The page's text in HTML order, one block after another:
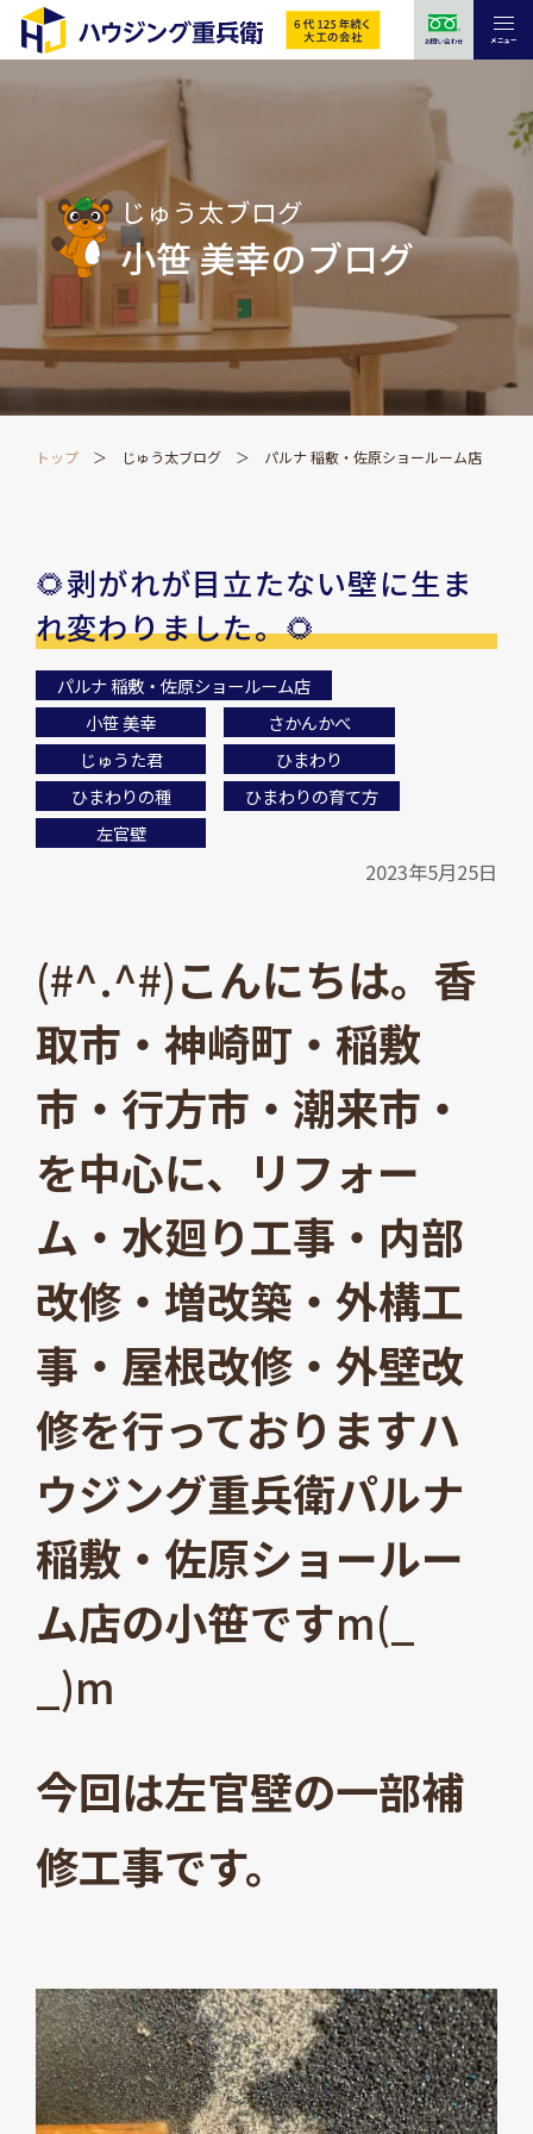
お問い合わせ メニュー
じゅう太ブログ
小笹 美幸のブログ
トップ じゅう太ブログ パルナ 稲敷・佐原ショールーム店
🌻剥がれが目立たない壁に生ま
れ変わりました。🌻
パルナ 稲敷・佐原ショールーム店
小笹 美幸
さかんかべ
じゅうた君
ひまわり
ひまわりの種
ひまわりの育て方
左官壁
2023年5月25日
(#^.^#)こんにちは。香
取市・神崎町・稲敷
市・行方市・潮来市・
を中心に、リフォー
ム・水廻り工事・内部
改修・増改築・外構工
事・屋根改修・外壁改
修を行っておりますハ
ウジング重兵衛パルナ
稲敷・佐原ショールー
ム店の小笹ですm(_
_)m
今回は左官壁の一部補
修工事です。